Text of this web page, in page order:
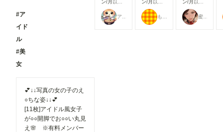
#ア
イド
ル
#美
女
💕↓↓写真の女の子のえ
○ちな姿↓↓💕
[11枚]アイドル風女子
が○○開脚でお○○い丸見
え🌸 ※有料メンバー
ン/月 以上
支援すると
見ることが
できます
ン/月 以上
支援すると
見ることが
できます
ン/月 以上
支援すると
見ることが
できます
蜜華